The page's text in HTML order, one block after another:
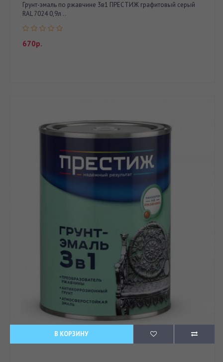
Грунт-эмаль по ржавчине 3в1 ПРЕСТИЖ графитовый серый
RAL 7024 0,9л ..
670р.
В КОРЗИНУ